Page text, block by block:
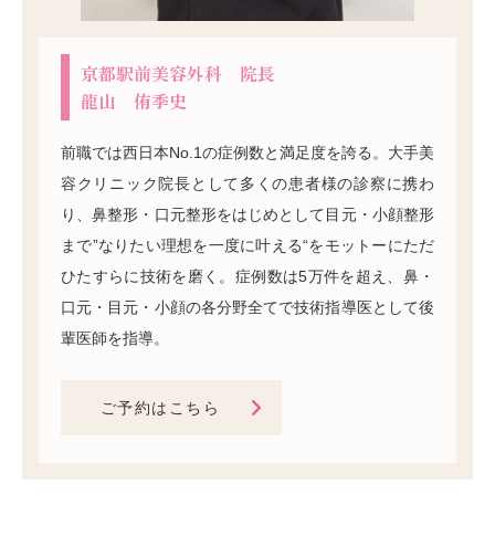
京都駅前美容外科 院長
龍山 侑季史
前職では西日本No.1の症例数と満足度を誇る。大手美
容クリニック院長として多くの患者様の診察に携わ
り、鼻整形・口元整形をはじめとして目元・小顔整形
まで”なりたい理想を一度に叶える“をモットーにただ
ひたすらに技術を磨く。症例数は5万件を超え、鼻・
口元・目元・小顔の各分野全てで技術指導医として後
輩医師を指導。
ご予約はこちら